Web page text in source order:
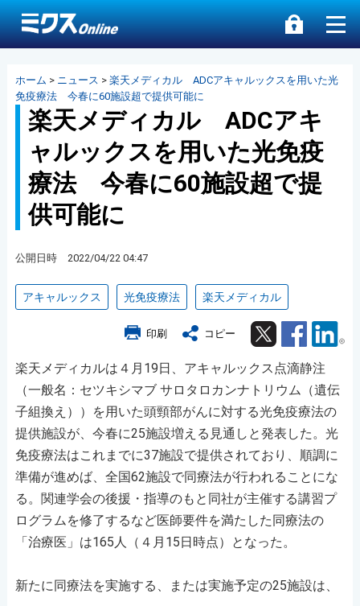
ホーム > ニュース > 楽天メディカル ADCアキャルックスを用いた光
免疫療法 今春に60施設超で提供可能に
楽天メディカル ADCアキ
ャルックスを用いた光免疫
療法 今春に60施設超で提
供可能に
公開日時 2022/04/22 04:47
アキャルックス 光免疫療法 楽天メディカル
印刷 コピー Twitter Facebook
楽天メディカルは４月19日、アキャルックス点滴静注
（一般名：セツキシマブ サロタロカンナトリウム（遺伝
子組換え））を用いた頭頸部がんに対する光免疫療法の
提供施設が、今春に25施設増える見通しと発表した。光
免疫療法はこれまでに37施設で提供されており、順調に
準備が進めば、全国62施設で同療法が行われることにな
る。関連学会の後援・指導のもと同社が主催する講習プ
ログラムを修了するなど医師要件を満たした同療法の
「治療医」は165人（４月15日時点）となった。
新たに同療法を実施する、または実施予定の25施設は、